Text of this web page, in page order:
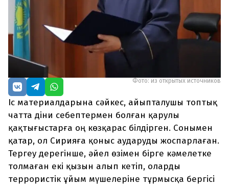
Фото: из открытых источников
Іс материалдарына сәйкес, айыпталушы топтық
чатта діни себептермен болған қарулы
қақтығыстарға оң көзқарас білдірген. Сонымен
қатар, ол Сирияға қоныс аударуды жоспарлаған.
Тергеу дерегінше, әйел өзімен бірге кәмелетке
толмаған екі қызын алып кетіп, оларды
террористік ұйым мүшелеріне тұрмысқа бергісі